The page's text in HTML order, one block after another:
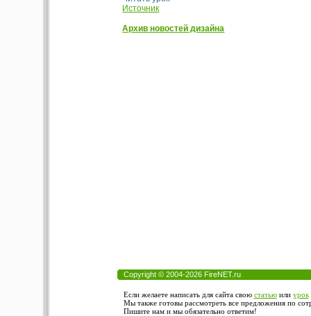
Источник
Архив новостей дизайна
Copyright © 2004-2026 FireNET.ru
Если желаете написать для сайта свою статьюили урок
Мы также готовы рассмотреть все предложения по
Пишите нам и мы обязательно ответим!